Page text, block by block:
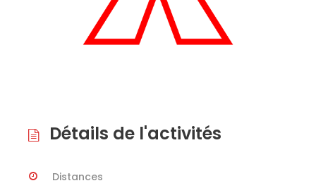
Détails de l'activités
Distances